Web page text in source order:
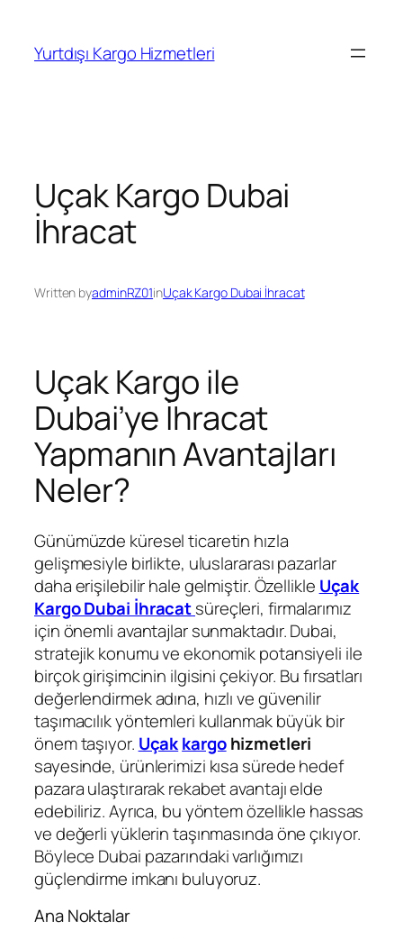
Yurtdışı Kargo Hizmetleri
Uçak Kargo Dubai
İhracat
Written byadminRZ01inUçak Kargo Dubai İhracat
Uçak Kargo ile
Dubai’ye İhracat
Yapmanın Avantajları
Neler?
Günümüzde küresel ticaretin hızla
gelişmesiyle birlikte, uluslararası pazarlar
daha erişilebilir hale gelmiştir. Özellikle Uçak
Kargo Dubai İhracatsüreçleri, firmalarımız
için önemli avantajlar sunmaktadır. Dubai,
stratejik konumu ve ekonomik potansiyeli ile
birçok girişimcinin ilgisini çekiyor. Bu fırsatları
değerlendirmek adına, hızlı ve güvenilir
taşımacılık yöntemleri kullanmak büyük bir
önem taşıyor. Uçakkargohizmetleri
sayesinde, ürünlerimizi kısa sürede hedef
pazara ulaştırarak rekabet avantajı elde
edebiliriz. Ayrıca, bu yöntem özellikle hassas
ve değerli yüklerin taşınmasında öne çıkıyor.
Böylece Dubai pazarındaki varlığımızı
güçlendirme imkanı buluyoruz.
Ana Noktalar